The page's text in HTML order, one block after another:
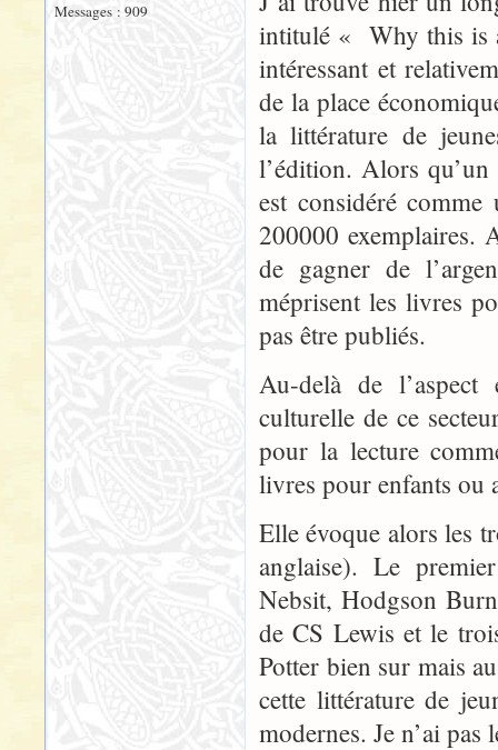
Messages : 909
intitulé « Why this is
intéressant et
de la place
la littérature de
l’édition. Alors
est considéré
200000 exemplaires.
de gagner de
méprisent les livres
pas être publiés.
Au-delà de l’aspect
culturelle de ce
pour la lecture
livres pour enfants ou
Elle évoque alors les
anglaise). Le
Nebsit, Hodgson
de CS Lewis et le
Potter bien sur mais
cette littérature de
modernes. Je n’ai